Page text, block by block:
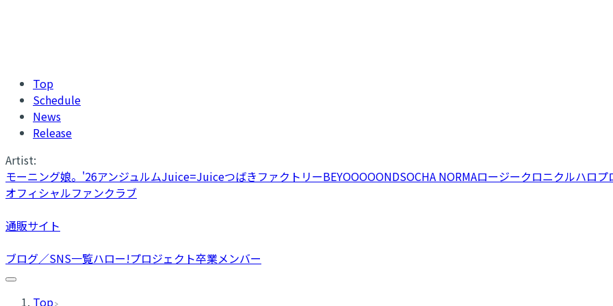
Top
Schedule
News
Release
Artist:
モーニング娘。'26アンジュルムJuice=JuiceつばきファクトリーBEYOOOOONDSOCHA NORMAロージークロニクルハロプ
オフィシャルファンクラブ
通販サイト
ブログ／SNS一覧ハロー!プロジェクト卒業メンバー
Top